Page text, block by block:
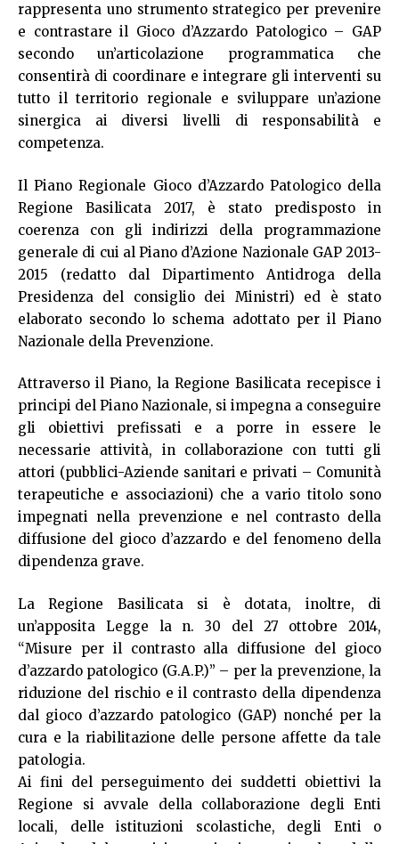
rappresenta uno strumento strategico per prevenire
e contrastare il Gioco d’Azzardo Patologico – GAP
secondo un’articolazione programmatica che
consentirà di coordinare e integrare gli interventi su
tutto il territorio regionale e sviluppare un’azione
sinergica ai diversi livelli di responsabilità e
competenza.
Il Piano Regionale Gioco d’Azzardo Patologico della
Regione Basilicata 2017, è stato predisposto in
coerenza con gli indirizzi della programmazione
generale di cui al Piano d’Azione Nazionale GAP 2013-
2015 (redatto dal Dipartimento Antidroga della
Presidenza del consiglio dei Ministri) ed è stato
elaborato secondo lo schema adottato per il Piano
Nazionale della Prevenzione.
Attraverso il Piano, la Regione Basilicata recepisce i
principi del Piano Nazionale, si impegna a conseguire
gli obiettivi prefissati e a porre in essere le
necessarie attività, in collaborazione con tutti gli
attori (pubblici-Aziende sanitari e privati – Comunità
terapeutiche e associazioni) che a vario titolo sono
impegnati nella prevenzione e nel contrasto della
diffusione del gioco d’azzardo e del fenomeno della
dipendenza grave.
La Regione Basilicata si è dotata, inoltre, di
un’apposita Legge la n. 30 del 27 ottobre 2014,
“Misure per il contrasto alla diffusione del gioco
d’azzardo patologico (G.A.P.)” – per la prevenzione, la
riduzione del rischio e il contrasto della dipendenza
dal gioco d’azzardo patologico (GAP) nonché per la
cura e la riabilitazione delle persone affette da tale
patologia.
Ai fini del perseguimento dei suddetti obiettivi la
Regione si avvale della collaborazione degli Enti
locali, delle istituzioni scolastiche, degli Enti o